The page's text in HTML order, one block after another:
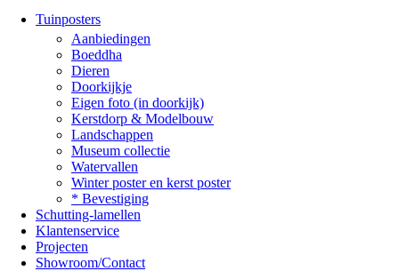
Tuinposters
Aanbiedingen
Boeddha
Dieren
Doorkijkje
Eigen foto (in doorkijk)
Kerstdorp & Modelbouw
Landschappen
Museum collectie
Watervallen
Winter poster en kerst poster
* Bevestiging
Schutting-lamellen
Klantenservice
Projecten
Showroom/Contact